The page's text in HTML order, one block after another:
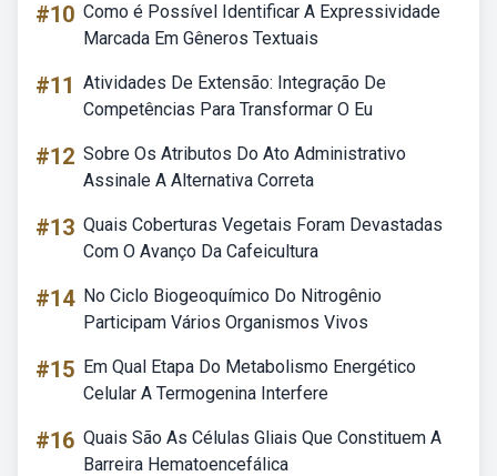
#10 Como é Possível Identificar A Expressividade
Marcada Em Gêneros Textuais
#11 Atividades De Extensão: Integração De
Competências Para Transformar O Eu
#12 Sobre Os Atributos Do Ato Administrativo
Assinale A Alternativa Correta
#13 Quais Coberturas Vegetais Foram Devastadas
Com O Avanço Da Cafeicultura
#14 No Ciclo Biogeoquímico Do Nitrogênio
Participam Vários Organismos Vivos
#15 Em Qual Etapa Do Metabolismo Energético
Celular A Termogenina Interfere
#16 Quais São As Células Gliais Que Constituem A
Barreira Hematoencefálica